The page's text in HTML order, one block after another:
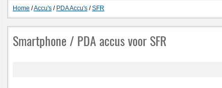
Home /Accu's / PDA Accu's /SFR
Smartphone / PDA accus voor SFR